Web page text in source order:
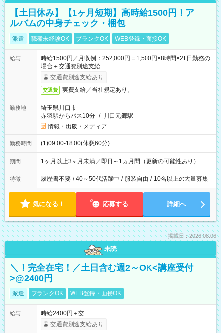
【土日休み】【1ヶ月短期】高時給1500円！ア
ルバムの中身チェック・梱包
派遣 職種未経験OK ブランクOK WEB登録・面接OK
給与
時給1500円／月収例：252,000円＝1,500円×8時間×21日勤務の
場合＋交通費別途支給
交通費別途支給あり
交通費 実費支給／当社規定あり。
勤務地
埼玉県川口市
赤羽駅からバス10分 / 川口元郷駅
情報・出版・メディア
勤務時間 (1)09:00-18:00(休憩60分)
期間 1ヶ月以上3ヶ月未満／即日～1ヵ月間（更新の可能性あり）
特徴 履歴書不要 / 40～50代活躍中 / 服装自由 / 10名以上の大量募集
気になる！ 応募する 詳細へ
掲載日：2026.08.06
未読
＼！完全在宅！／土日含む週2～OK<講座受付
>@2400円
派遣 ブランクOK WEB登録・面接OK
給与
時給2400円＋交
交通費別途支給あり